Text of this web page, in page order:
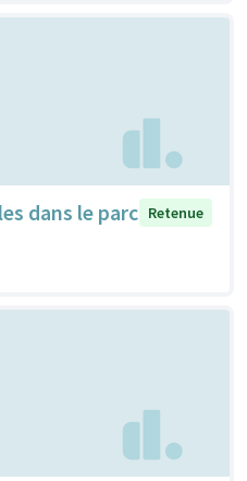
dans le parc Retenue